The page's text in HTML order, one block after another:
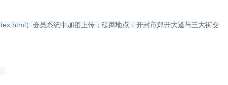
）会员系统中加密上传；磋商地点：开封市郑开大道与三大街交